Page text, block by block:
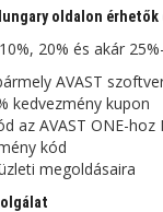
oldalon érhetők
20% és akár
AVAST
kedvezmény kupon
az AVAST ONE-hoz
kód
megoldásaira